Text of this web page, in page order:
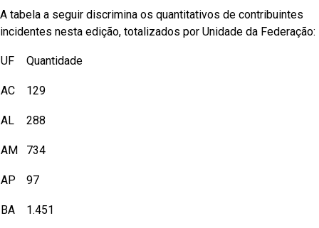
A tabela a seguir discrimina os quantitativos de contribuintes
incidentes nesta edição, totalizados por Unidade da Federação:
UF Quantidade
AC 129
AL 288
AM 734
AP 97
BA 1.451